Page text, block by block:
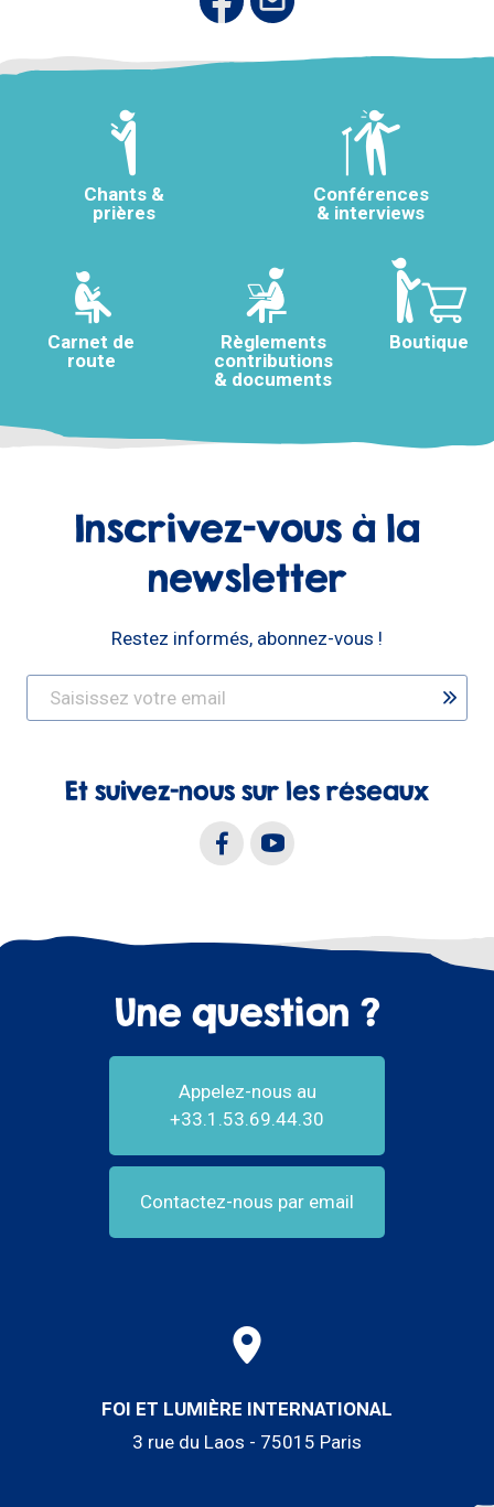
Chants &
prières
Conférences
& interviews
Carnet de
route
Règlements
contributions
& documents
Boutique
Inscrivez-vous à la
newsletter
Restez informés, abonnez-vous !
Et suivez-nous sur les réseaux
Une question ?
Appelez-nous au
+33.1.53.69.44.30
Contactez-nous par email
FOI ET LUMIÈRE INTERNATIONAL
3 rue du Laos - 75015 Paris